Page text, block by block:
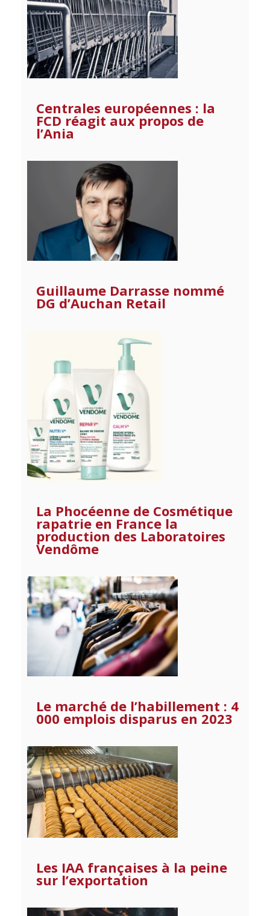
Centrales européennes : la
FCD réagit aux propos de
l’Ania
Guillaume Darrasse nommé
DG d’Auchan Retail
La Phocéenne de Cosmétique
rapatrie en France la
production des Laboratoires
Vendôme
Le marché de l’habillement : 4
000 emplois disparus en 2023
Les IAA françaises à la peine
sur l’exportation